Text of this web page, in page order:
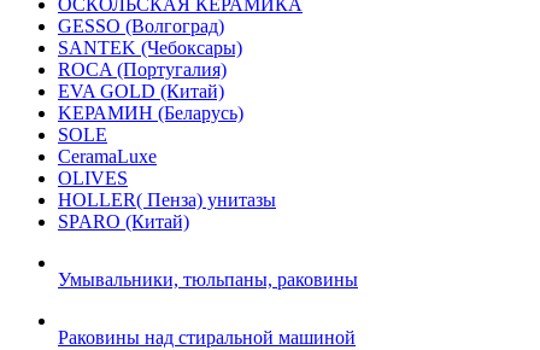
ОСКОЛЬСКАЯ КЕРАМИКА
GESSO (Волгоград)
SANTEK (Чебоксары)
ROCA (Португалия)
EVA GOLD (Китай)
KЕРАМИН (Беларусь)
SOLE
CeramaLuxe
OLIVES
HOLLER( Пенза) унитазы
SPARO (Китай)
Умывальники, тюльпаны, раковины
Раковины над стиральной машиной